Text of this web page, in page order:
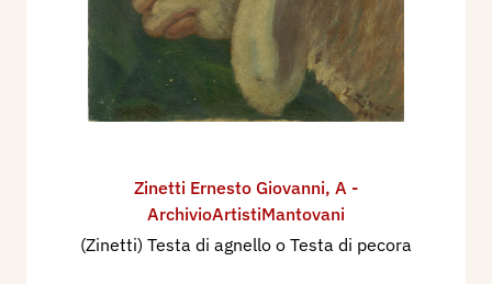
Zinetti Ernesto Giovanni, A -
ArchivioArtistiMantovani
(Zinetti) Testa di agnello o Testa di pecora